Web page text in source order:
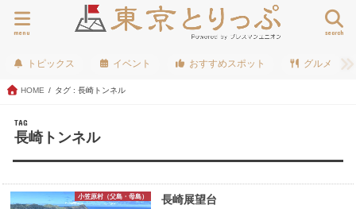
search
menu
トピックス イベント おすすめスポット グルメ
HOME タグ : 長崎トンネル
TAG
長崎トンネル
小笠原村（父島・母島） 長崎展望台